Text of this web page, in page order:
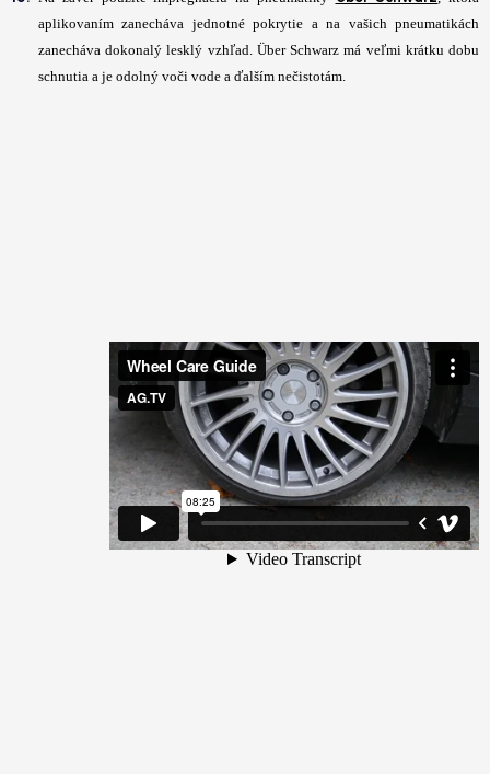
aplikovaním zanecháva jednotné pokrytie a na vašich pneumatikách
zanecháva dokonalý lesklý vzhľad. Über Schwarz má veľmi krátku dobu
schnutia a je odolný voči vode a ďalším nečistotám.